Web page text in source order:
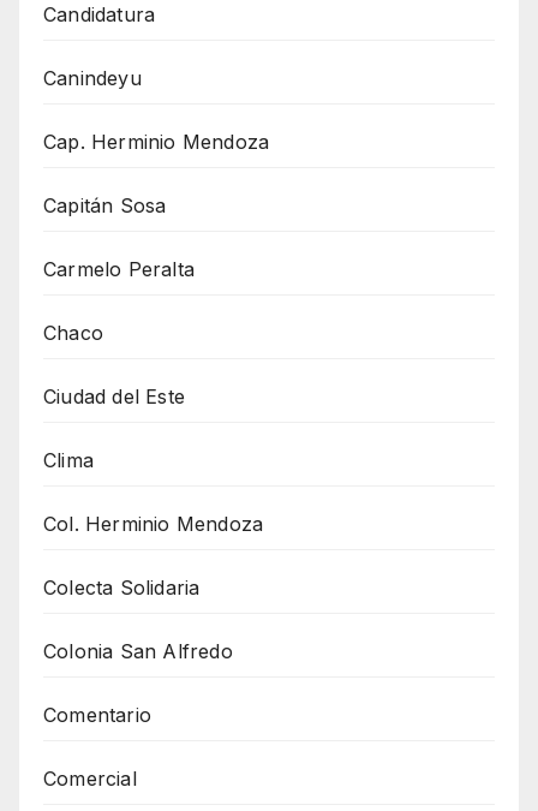
Candidatura
Canindeyu
Cap. Herminio Mendoza
Capitán Sosa
Carmelo Peralta
Chaco
Ciudad del Este
Clima
Col. Herminio Mendoza
Colecta Solidaria
Colonia San Alfredo
Comentario
Comercial